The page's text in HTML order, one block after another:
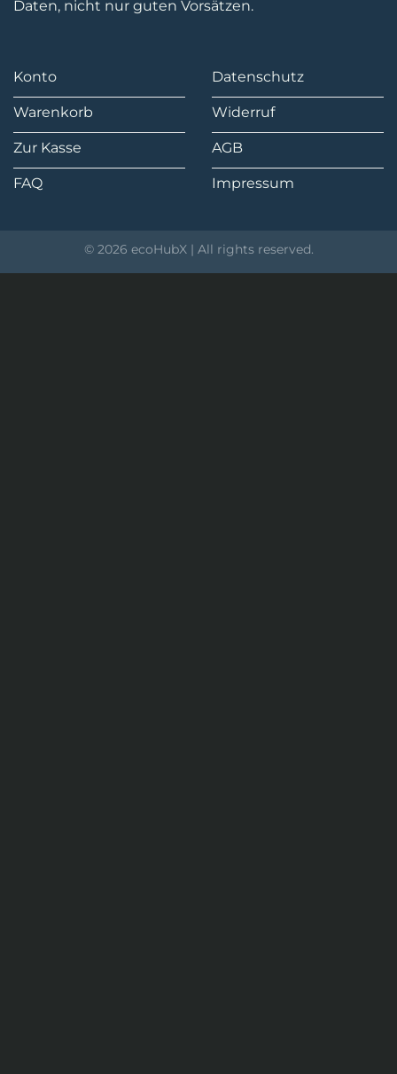
Daten, nicht nur guten Vorsätzen.
Konto
Warenkorb
Zur Kasse
FAQ
Datenschutz
Widerruf
AGB
Impressum
© 2026 ecoHubX | All rights reserved.